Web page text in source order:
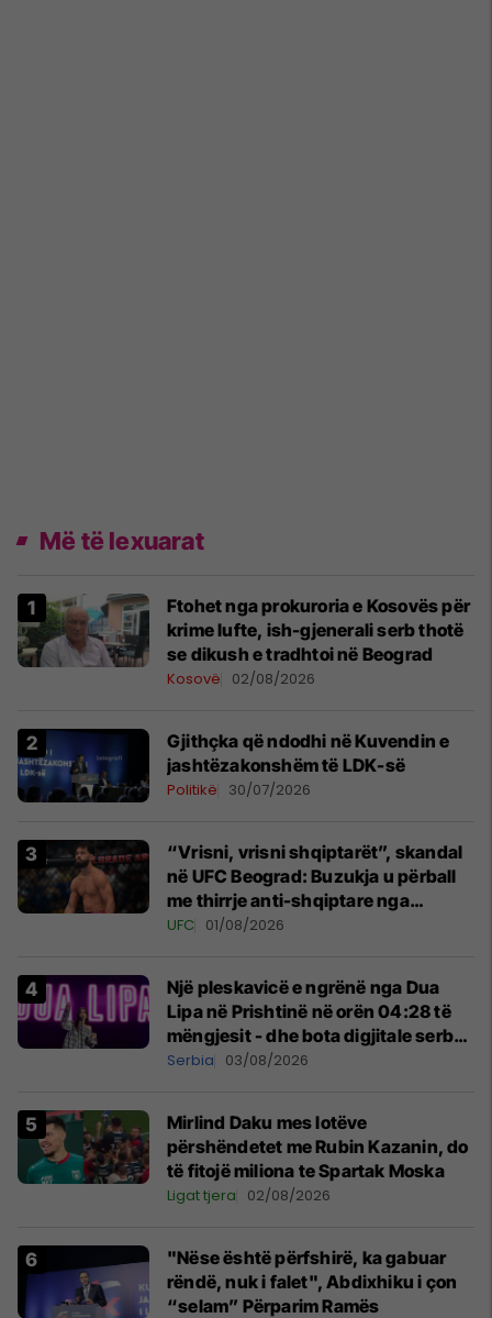
Më të lexuarat
Ftohet nga prokuroria e Kosovës për
krime lufte, ish-gjenerali serb thotë
se dikush e tradhtoi në Beograd
Kosovë 02/08/2026
Gjithçka që ndodhi në Kuvendin e
jashtëzakonshëm të LDK-së
Politikë 30/07/2026
“Vrisni, vrisni shqiptarët”, skandal
në UFC Beograd: Buzukja u përball
me thirrje anti-shqiptare nga
tribunat
UFC 01/08/2026
Një pleskavicë e ngrënë nga Dua
Lipa në Prishtinë në orën 04:28 të
mëngjesit - dhe bota digjitale serbe
shpall gjendjen e luftës
Serbia 03/08/2026
Mirlind Daku mes lotëve
përshëndetet me Rubin Kazanin, do
të fitojë miliona te Spartak Moska
Ligat tjera 02/08/2026
"Nëse është përfshirë, ka gabuar
rëndë, nuk i falet", Abdixhiku i çon
“selam” Përparim Ramës